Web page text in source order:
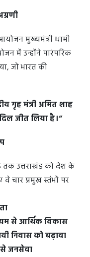
मुख्यमंत्री धामी
में उन्होंने पारंपरिक
जो भारत की
गृह मंत्री अमित शाह
जीत लिया है।”
तक उत्तराखंड को देश के
वे चार प्रमुख स्तंभों पर
से आर्थिक विकास
निवास को बढ़ावा
से जनसेवा